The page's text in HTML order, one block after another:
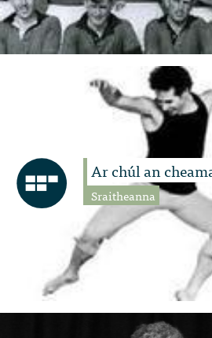
Ar chúl an
Sraitheanna